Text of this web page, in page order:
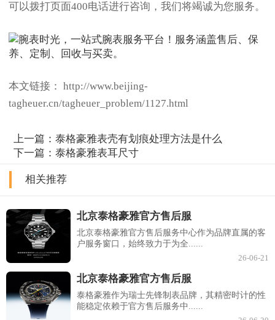
可以拨打页面400电话进行咨询，我们将竭诚为您服务。
本文链接： http://www.beijing-
tagheuer.cn/tagheuer_problem/1127.html
上一篇：泰格豪雅表壳有划痕处理方法是什么
下一篇：泰格豪雅表耳尺寸
相关推荐
北京泰格豪雅官方售后服
北京泰格豪雅官方售后服务中心作为品牌直属的客
户服务窗口，始终致力于为全......
26-06-21
北京泰格豪雅官方售后服
泰格豪雅作为瑞士先锋制表品牌，其精密时计的性
能稳定依赖于官方售后服务中......